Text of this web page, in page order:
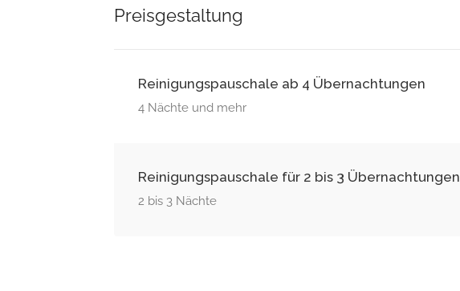
Preisgestaltung
Reinigungspauschale ab 4 Übernachtungen
4 Nächte und mehr
Reinigungspauschale für 2 bis 3 Übernachtungen
2 bis 3 Nächte